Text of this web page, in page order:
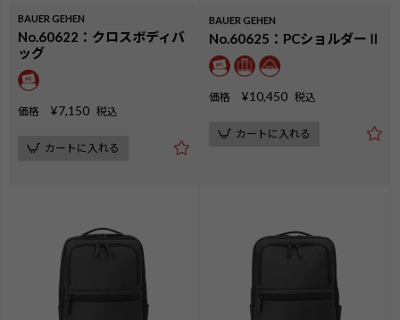
BAUER GEHEN
No.60622：クロスボディバ
ッグ
価格 ¥7,150 税込
カートに入れる
BAUER GEHEN
No.60625：PCショルダーⅡ
価格 ¥10,450 税込
カートに入れる